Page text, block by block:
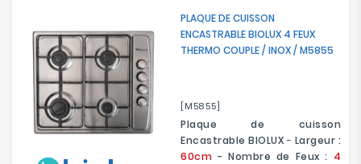
PLAQUE DE CUISSON
ENCASTRABLE BIOLUX 4 FEUX
THERMO COUPLE / INOX / M5855
[M5855]
Plaque de cuisson
Encastrable BIOLUX- Largeur :
60cm - Nombre de Feux : 4